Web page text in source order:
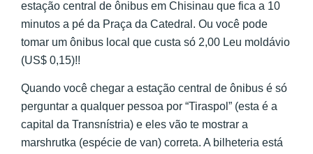
estação central de ônibus em Chisinau que fica a 10
minutos a pé da Praça da Catedral. Ou você pode
tomar um ônibus local que custa só 2,00 Leu moldávio
(US$ 0,15)!!
Quando você chegar a estação central de ônibus é só
perguntar a qualquer pessoa por “Tiraspol” (esta é a
capital da Transnístria) e eles vão te mostrar a
marshrutka (espécie de van) correta. A bilheteria está